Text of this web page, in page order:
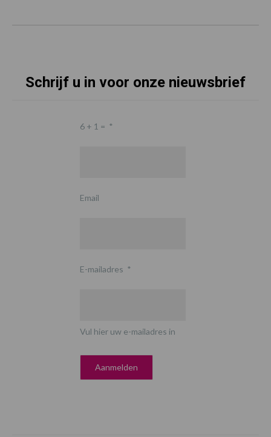
Schrijf u in voor onze nieuwsbrief
6 + 1 = *
Email
E-mailadres *
Vul hier uw e-mailadres in